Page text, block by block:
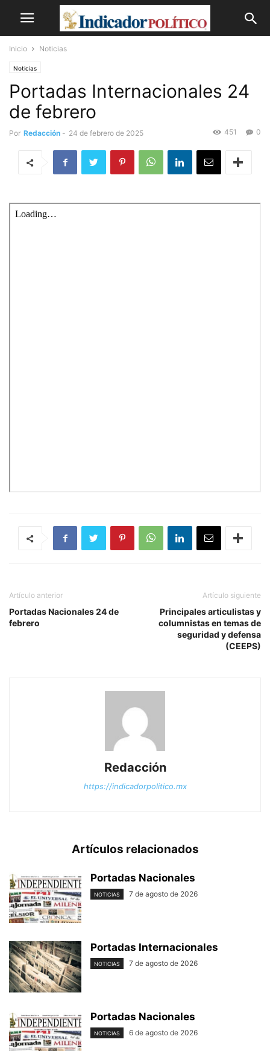
Inicio Noticias
Noticias
Portadas Internacionales 24
de febrero
Por Redacción - 24 de febrero de 2025 0
451
Artículo anterior
Portadas Nacionales 24 de
febrero
Artículo siguiente
Principales articulistas y
columnistas en temas de
seguridad y defensa
(CEEPS)
Redacción
https://indicadorpolitico.mx
Artículos relacionados
Portadas Nacionales
NOTICIAS 7 de agosto de 2026
Portadas Internacionales
NOTICIAS 7 de agosto de 2026
Portadas Nacionales
NOTICIAS 6 de agosto de 2026